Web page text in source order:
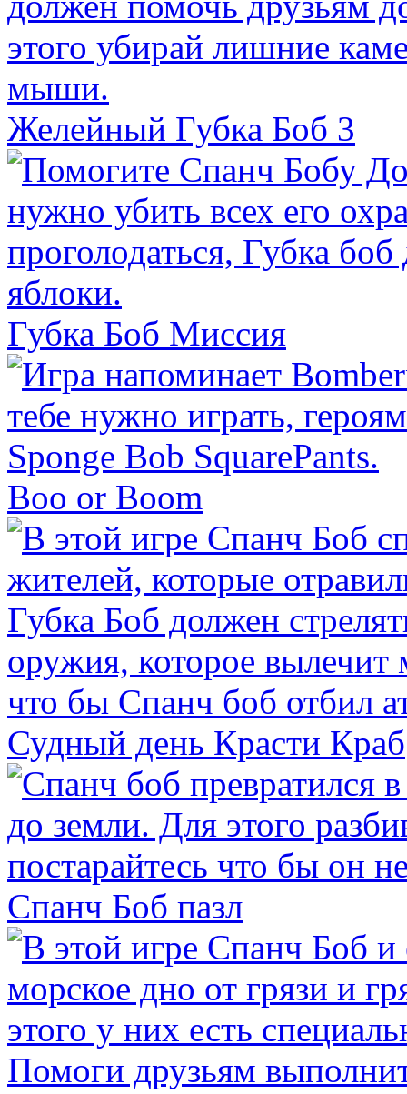
Желейный Губка Боб 3
Губка Боб Миссия
Boo or Boom
Судный день Красти Краб
Спанч Боб пазл